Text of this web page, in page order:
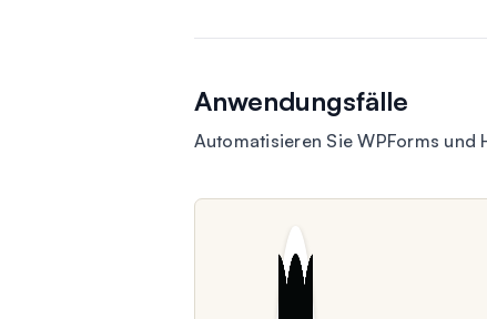
Anwendungsfälle
Automatisieren Sie WPForms